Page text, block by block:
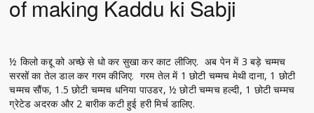
of making Kaddu ki Sabji
½ किलो कद्दू को अच्छे से धो कर सुखा कर काट लीजिए. अब पेन में 3 बड़े चम्मच
सरसों का तेल डाल कर गरम कीजिए. गरम तेल में 1 छोटी चम्मच मेथी दाना, 1 छोटी
चम्मच सौंफ, 1.5 छोटी चम्मच धनिया पाउडर, ½ छोटी चम्मच हल्दी, 1 छोटी चम्मच
ग्रेटेड अदरक और 2 बारीक कटी हुई हरी मिर्च डालिए.